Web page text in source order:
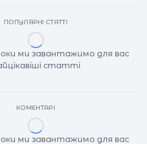
ПОПУЛЯРНІ СТАТТІ
ми завантажимо для вас
статті
КОМЕНТАРІ
ми завантажимо для вас